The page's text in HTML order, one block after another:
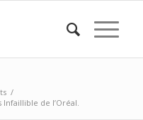
/
de l’Oréal.